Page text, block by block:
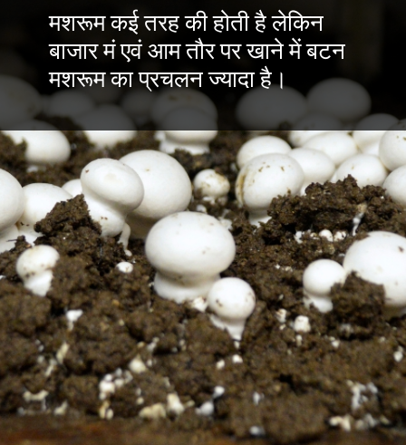
मशरूम कई तरह की होती है लेकिन
बाजार मं एवं आम तौर पर खाने में बटन
मशरूम का प्रचलन ज्यादा है।